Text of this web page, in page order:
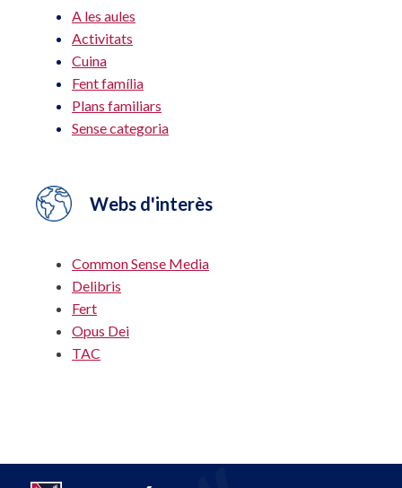
A les aules
Activitats
Cuina
Fent família
Plans familiars
Sense categoria
Webs d'interès
Common Sense Media
Delibris
Fert
Opus Dei
TAC